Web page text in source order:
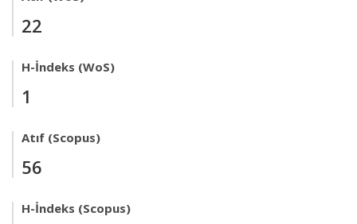
22
H-İndeks (WoS)
1
Atıf (Scopus)
56
H-İndeks (Scopus)